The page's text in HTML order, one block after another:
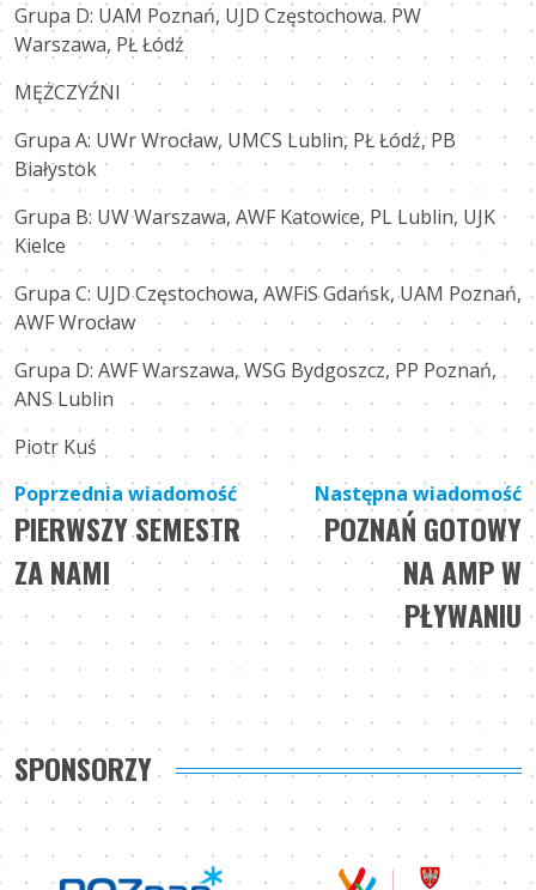
Grupa D: UAM Poznań, UJD Częstochowa. PW
Warszawa, PŁ Łódź
MĘŻCZYŹNI
Grupa A: UWr Wrocław, UMCS Lublin, PŁ Łódź, PB
Białystok
Grupa B: UW Warszawa, AWF Katowice, PL Lublin, UJK
Kielce
Grupa C: UJD Częstochowa, AWFiS Gdańsk, UAM Poznań,
AWF Wrocław
Grupa D: AWF Warszawa, WSG Bydgoszcz, PP Poznań,
ANS Lublin
Piotr Kuś
Nawigacja
wpisu
Poprzednia wiadomość
PIERWSZY SEMESTR
ZA NAMI
Następna wiadomość
POZNAŃ GOTOWY
NA AMP W
PŁYWANIU
SPONSORZY